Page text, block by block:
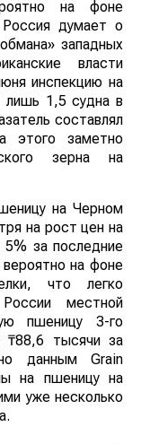
на фоне
думает о
западных
власти
инспекцию на
1,5 судна в
составлял
этого заметно
зерна на
на Черном
на рост цен на
за последние
на фоне
что легко
местной
пшеницу 3-го
₸88,6 тысячи за
данным Grain
на пшеницу на
уже несколько